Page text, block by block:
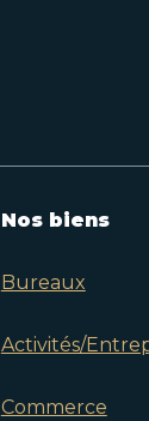
Nos biens
Bureaux
Activités/
Commerce